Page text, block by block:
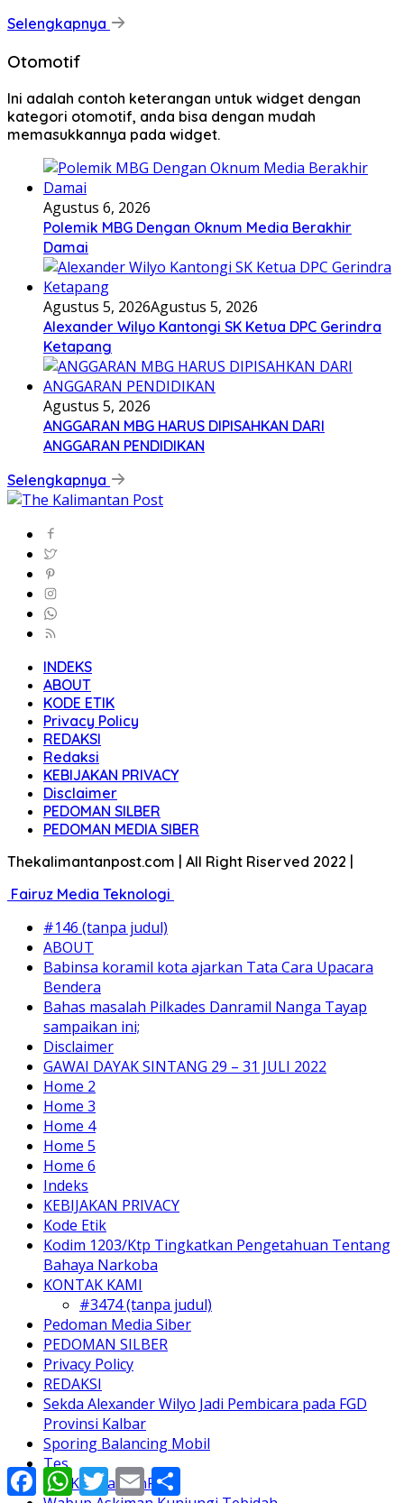
Selengkapnya
Otomotif
Ini adalah contoh keterangan untuk widget dengan
kategori otomotif, anda bisa dengan mudah
memasukkannya pada widget.
Agustus 6, 2026
Polemik MBG Dengan Oknum Media Berakhir
Damai
Agustus 5, 2026Agustus 5, 2026
Alexander Wilyo Kantongi SK Ketua DPC Gerindra
Ketapang
Agustus 5, 2026
ANGGARAN MBG HARUS DIPISAHKAN DARI
ANGGARAN PENDIDIKAN
Selengkapnya
INDEKS
ABOUT
KODE ETIK
Privacy Policy
REDAKSI
Redaksi
KEBIJAKAN PRIVACY
Disclaimer
PEDOMAN SILBER
PEDOMAN MEDIA SIBER
Thekalimantanpost.com | All Right Riserved 2022 |
Fairuz Media Teknologi
#146 (tanpa judul)
ABOUT
Babinsa koramil kota ajarkan Tata Cara Upacara
Bendera
Bahas masalah Pilkades Danramil Nanga Tayap
sampaikan ini;
Disclaimer
GAWAI DAYAK SINTANG 29 – 31 JULI 2022
Home 2
Home 3
Home 4
Home 5
Home 6
Indeks
KEBIJAKAN PRIVACY
Kode Etik
Kodim 1203/Ktp Tingkatkan Pengetahuan Tentang
Bahaya Narkoba
KONTAK KAMI
#3474 (tanpa judul)
Pedoman Media Siber
PEDOMAN SILBER
Privacy Policy
REDAKSI
Sekda Alexander Wilyo Jadi Pembicara pada FGD
Provinsi Kalbar
Sporing Balancing Mobil
Tes
TheKalimantanPost
FacebookWhatsApp
TwitterEmail